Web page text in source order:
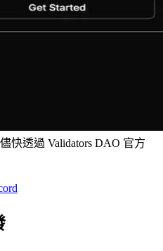
快透過 Validators DAO 官方